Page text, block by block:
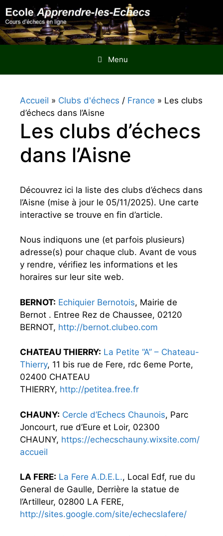
Aller
au
contenu
Menu
Accueil » Clubs d'échecs / France » Les clubs
d’échecs dans l’Aisne
Les clubs d’échecs
dans l’Aisne
Découvrez ici la liste des clubs d’échecs dans
l’Aisne (mise à jour le 05/11/2025). Une carte
interactive se trouve en fin d’article.
Nous indiquons une (et parfois plusieurs)
adresse(s) pour chaque club. Avant de vous
y rendre, vérifiez les informations et les
horaires sur leur site web.
BERNOT: Echiquier Bernotois, Mairie de
Bernot . Entree Rez de Chaussee, 02120
BERNOT, http://bernot.clubeo.com
CHATEAU THIERRY: La Petite “A” – Chateau-
Thierry, 11 bis rue de Fere, rdc 6eme Porte,
02400 CHATEAU
THIERRY, http://petitea.free.fr
CHAUNY: Cercle d’Echecs Chaunois, Parc
Joncourt, rue d’Eure et Loir, 02300
CHAUNY, https://echecschauny.wixsite.com/
accueil
LA FERE: La Fere A.D.E.L., Local Edf, rue du
General de Gaulle, Derrière la statue de
l’Artilleur, 02800 LA FERE,
http://sites.google.com/site/echecslafere/